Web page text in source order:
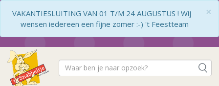
×
VAKANTIESLUITING VAN 01 T/M 24 AUGUSTUS ! Wij
wensen iedereen een fijne zomer :-) 't Feestteam